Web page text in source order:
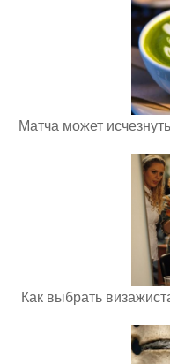
Матча может
Как выбрать